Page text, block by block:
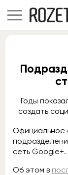
Годы
создать
Официальное
сеть Google+.
Об этом в